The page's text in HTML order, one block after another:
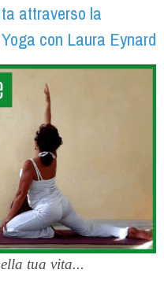
attraverso la
con Laura Eynard
tua vita...